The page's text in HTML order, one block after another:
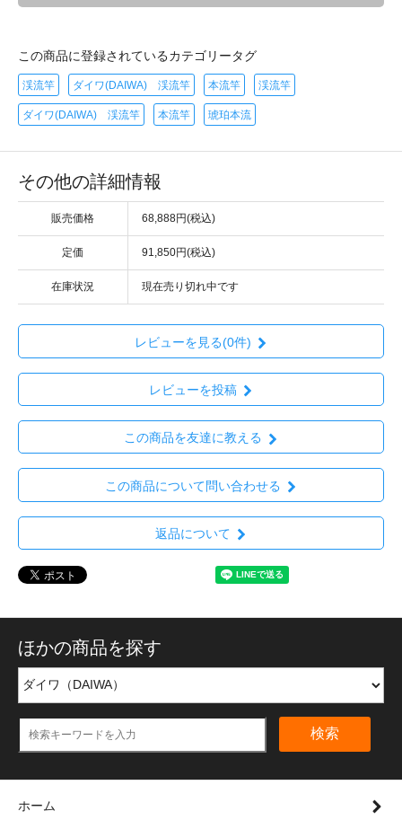
この商品に登録されているカテゴリータグ
渓流竿 ダイワ(DAIWA) 渓流竿 本流竿 渓流竿
ダイワ(DAIWA) 渓流竿 本流竿 琥珀本流
その他の詳細情報
販売価格 68,888円(税込)
定価 91,850円(税込)
在庫状況 現在売り切れ中です
レビューを見る(0件)
レビューを投稿
この商品を友達に教える
この商品について問い合わせる
返品について
ほかの商品を探す
検索
ホーム